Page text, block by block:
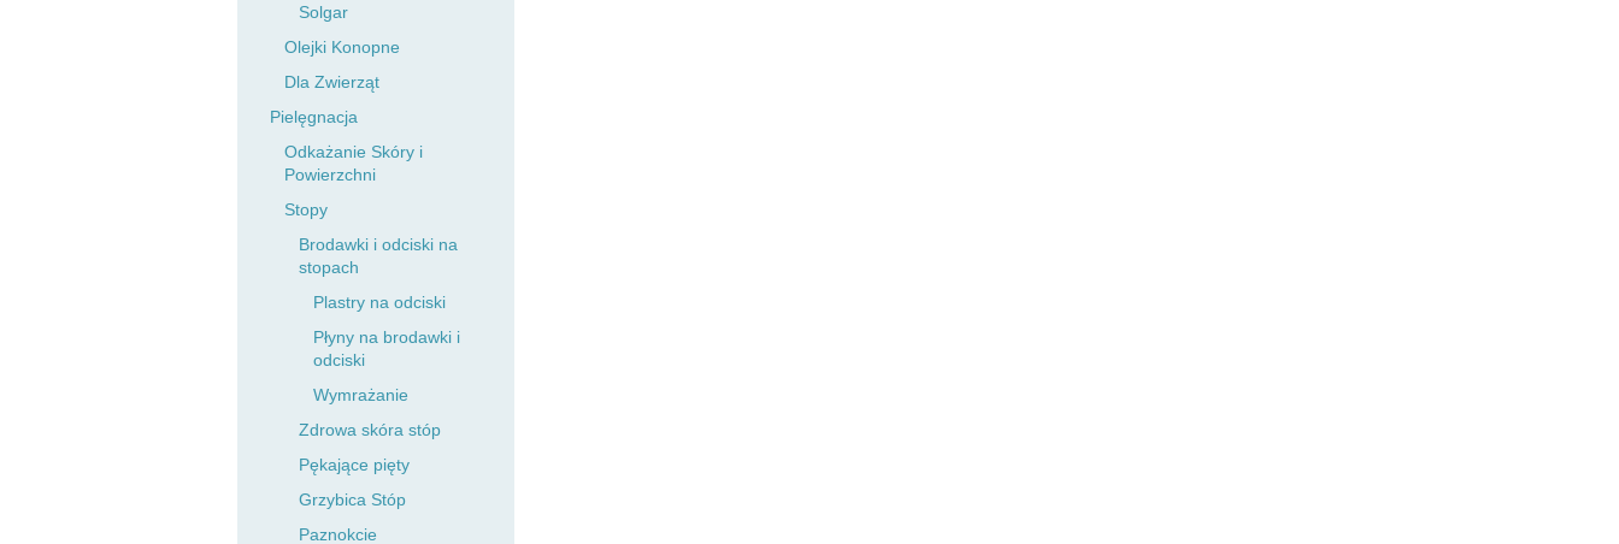
Solgar
Olejki Konopne
Dla Zwierząt
Pielęgnacja
Odkażanie Skóry i
Powierzchni
Stopy
Brodawki i odciski na
stopach
Plastry na odciski
Płyny na brodawki i
odciski
Wymrażanie
Zdrowa skóra stóp
Pękające pięty
Grzybica Stóp
Paznokcie